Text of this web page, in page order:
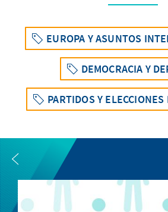
EUROPA Y ASUNTOS
DEMOCRACIA Y
PARTIDOS Y